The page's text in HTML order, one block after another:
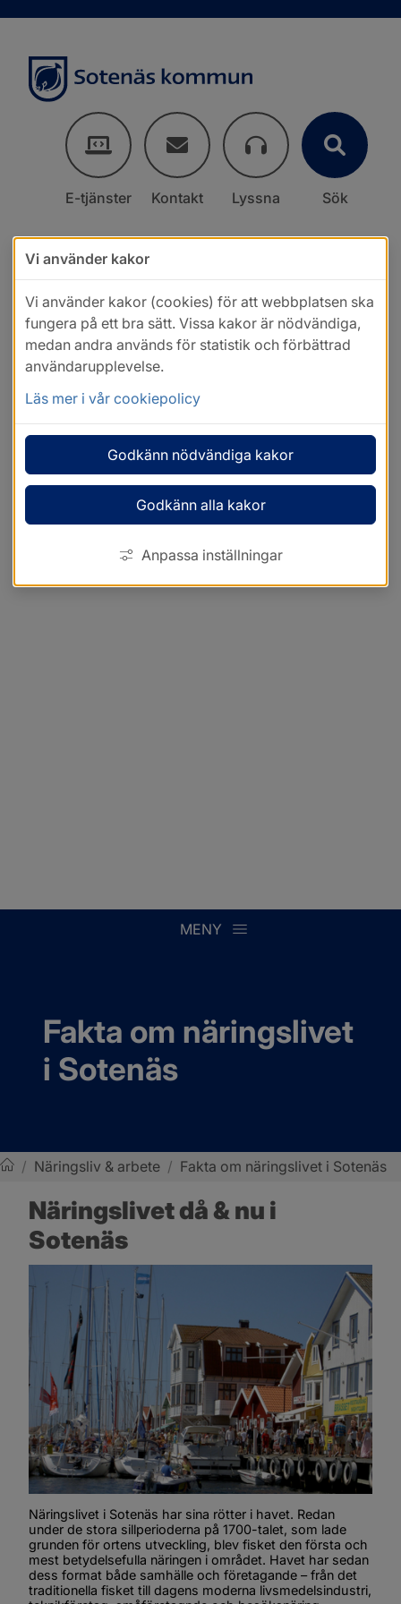
E-tjänster Kontakt Lyssna Sök
MENY
Fakta om näringslivet
i Sotenäs
/ Näringsliv & arbete / Fakta om näringslivet i Sotenäs
Näringslivet då & nu i
Sotenäs
Näringslivet i Sotenäs har sina rötter i havet. Redan
under de stora sillperioderna på 1700-talet, som lade
grunden för ortens utveckling, blev fisket den första och
mest betydelsefulla näringen i området. Havet har sedan
dess format både samhälle och företagande – från det
traditionella fisket till dagens moderna livsmedelsindustri,
Vi använder kakor
Vi använder kakor (cookies) för att webbplatsen ska
fungera på ett bra sätt. Vissa kakor är nödvändiga,
medan andra används för statistik och förbättrad
användarupplevelse.
Läs mer i vår cookiepolicy
Godkänn nödvändiga kakor
Godkänn alla kakor
Anpassa inställningar